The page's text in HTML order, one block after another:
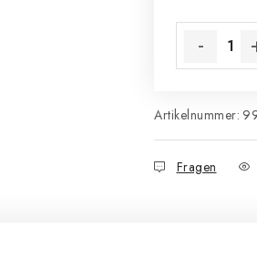
Artikelnummer:
Fragen